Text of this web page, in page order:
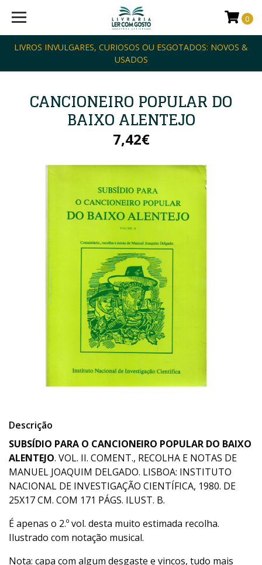
LIVROS INVULGARES, CURIOSOS OU ESGOTADOS: NOVOS &
USADOS
0
CANCIONEIRO POPULAR DO
BAIXO ALENTEJO
7,42€
Descrição
SUBSÍDIO PARA O CANCIONEIRO POPULAR DO BAIXO
ALENTEJO. VOL. II. COMENT., RECOLHA E NOTAS DE
MANUEL JOAQUIM DELGADO. LISBOA: INSTITUTO
NACIONAL DE INVESTIGAÇÃO CIENTÍFICA, 1980. DE
25X17 CM. COM 171 PÁGS. ILUST. B.
É apenas o 2.º vol. desta muito estimada recolha.
Ilustrado com notação musical.
Nota: capa com algum desgaste e vincos, tudo mais